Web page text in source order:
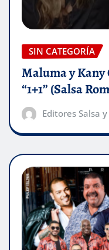
SIN CATEGORÍA
Maluma y Kany
“1+1” (Salsa
Editores Salsa